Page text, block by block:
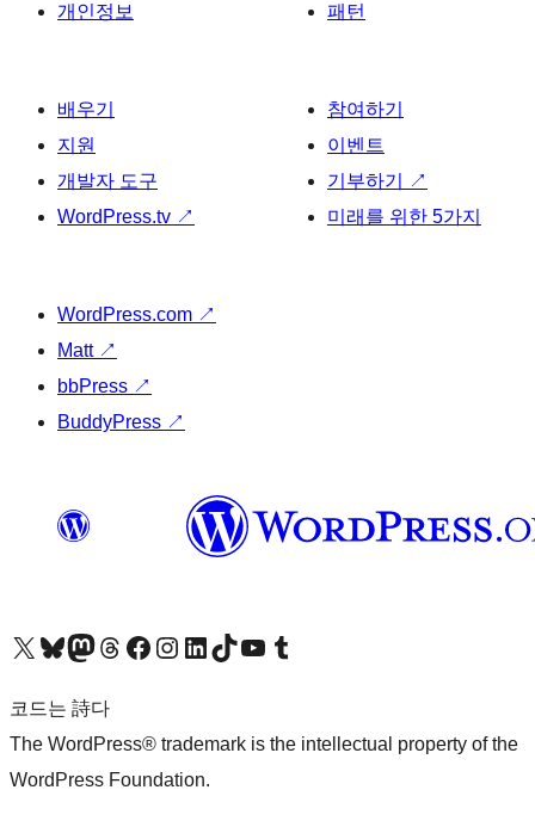
개인정보
패턴
배우기
지원
개발자 도구
WordPress.tv ↗
참여하기
이벤트
기부하기
↗
미래를 위한 5가지
WordPress.com ↗
Matt ↗
bbPress ↗
BuddyPress ↗
X(이전 트위터) 계정 방문하기블루스카이 계정 방문하기마스토돈 계정 방문하기스레드 계정 방문하기 페이스북 페이지 방문하기인스타그램 계정 방문하기 LinkedIn 계정 방문하기틱톡 계정 방문하기유튜브 채널 방문하기 텀블러 계정 방문하기
코드는 詩다
The WordPress® trademark is the intellectual property of the
WordPress Foundation.